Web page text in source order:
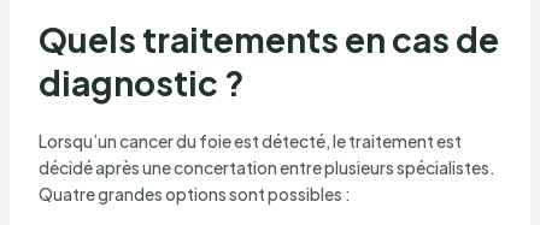
Quels traitements en cas de
diagnostic ?
Lorsqu’un cancer du foie est détecté, le traitement est
décidé après une concertation entre plusieurs spécialistes.
Quatre grandes options sont possibles :